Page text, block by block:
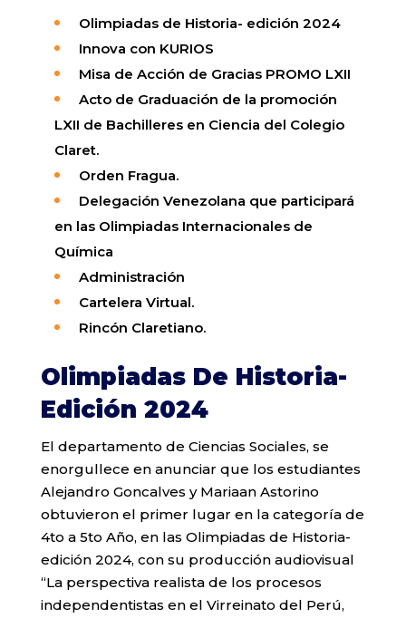
Olimpiadas de Historia- edición 2024
Innova con KURIOS
Misa de Acción de Gracias PROMO LXII
Acto de Graduación de la promoción
LXII de Bachilleres en Ciencia del Colegio
Claret.
Orden Fragua.
Delegación Venezolana que participará
en las Olimpiadas Internacionales de
Química
Administración
Cartelera Virtual.
Rincón Claretiano.
Olimpiadas De Historia-
Edición 2024
El departamento de Ciencias Sociales, se
enorgullece en anunciar que los estudiantes
Alejandro Goncalves y Mariaan Astorino
obtuvieron el primer lugar en la categoría de
4to a 5to Año, en las Olimpiadas de Historia-
edición 2024, con su producción audiovisual
“La perspectiva realista de los procesos
independentistas en el Virreinato del Perú,